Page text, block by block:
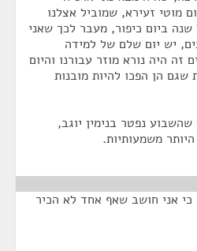
מוטי זעירא, שמוביל אצלנו
שנה ביום כיפור, מעבר לכך שאני
יש יום שלם של למידה
היה נורא מוזר עבורנו והיום
שגם הן הפכו להיות מובנות
נפטר בנימין יוגב,
משמעותיות.
כי אני חושב שאף אחד לא הכיר